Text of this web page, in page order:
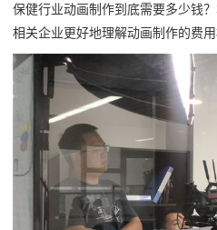
保健行业动画制作到底需要多少钱
相关企业更好地理解动画制作的费用